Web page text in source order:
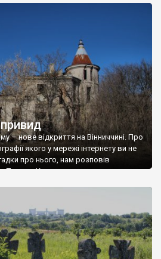
– нове відкриття на Вінниччині. Про
якого у мережі інтернету ви не
про нього, нам розповів
Палац у Красному вразив не лише